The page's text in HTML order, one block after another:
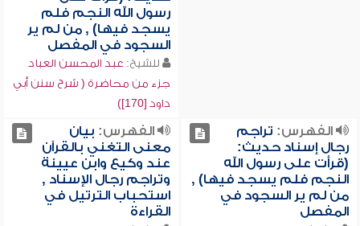
رسول الله النجم فلم
يسجد فيها) , من لم ير
السجود في المفصل
للشيخ: عبد المحسن العباد
جزء من محاضرة ( شرح سنن أبي
داود [170])
الفهرس: تراجم
رجال إسناد حديث:
(قرأت على رسول الله
النجم فلم يسجد فيها) ,
من لم ير السجود في
المفصل
الفهرس: بيان
معنى التغني بالقرآن
عند وكيع وابن عيينة
وتراجم رجال الإسناد ,
استحباب الترتيل في
القراءة